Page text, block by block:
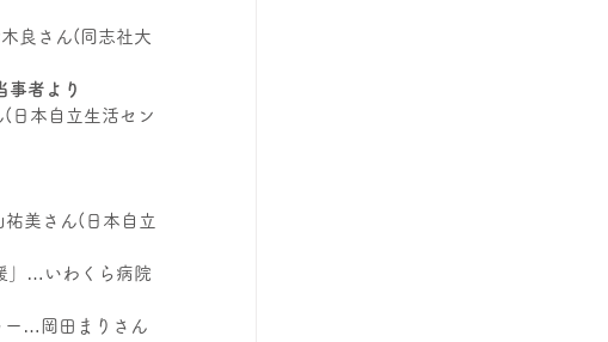
良さん(同志社大
事者より
日本自立生活セン
美さん(日本自立
」…いわくら病院
ー…岡田まりさん